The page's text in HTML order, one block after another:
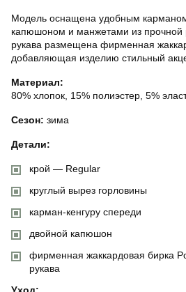
Модель оснащена удобным
капюшоном и манжетами из прочной
рукава размещена фирменная
добавляющая изделию стильный
Материал:
80% хлопок, 15% полиэстер, 5%
Сезон: зима
Детали:
крой — Regular
круглый вырез горловины
карман-кенгуру спереди
двойной капюшон
фирменная жаккардовая бирка
рукава